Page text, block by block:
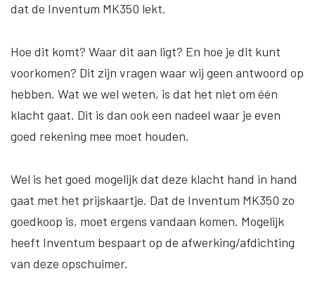
dat de Inventum MK350 lekt.
Hoe dit komt? Waar dit aan ligt? En hoe je dit kunt
voorkomen? Dit zijn vragen waar wij geen antwoord op
hebben. Wat we wel weten, is dat het niet om één
klacht gaat. Dit is dan ook een nadeel waar je even
goed rekening mee moet houden.
Wel is het goed mogelijk dat deze klacht hand in hand
gaat met het prijskaartje. Dat de Inventum MK350 zo
goedkoop is, moet ergens vandaan komen. Mogelijk
heeft Inventum bespaart op de afwerking/afdichting
van deze opschuimer.